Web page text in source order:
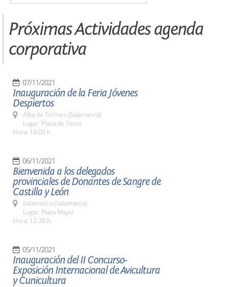
Próximas Actividades agenda
corporativa
07/11/2021
Inauguración de la Feria Jóvenes
Despiertos
Alba de Tormes (Salamanca)
Lugar: Plaza de Toros
Hora: 10:00 h.
06/11/2021
Bienvenida a los delegados
provinciales de Donantes de Sangre de
Castilla y León
Salamanca (Salamanca)
Lugar: Plaza Mayor
Hora: 12.30 h.
05/11/2021
Inauguración del II Concurso-
Exposición Internacional de Avicultura
y Cunicultura